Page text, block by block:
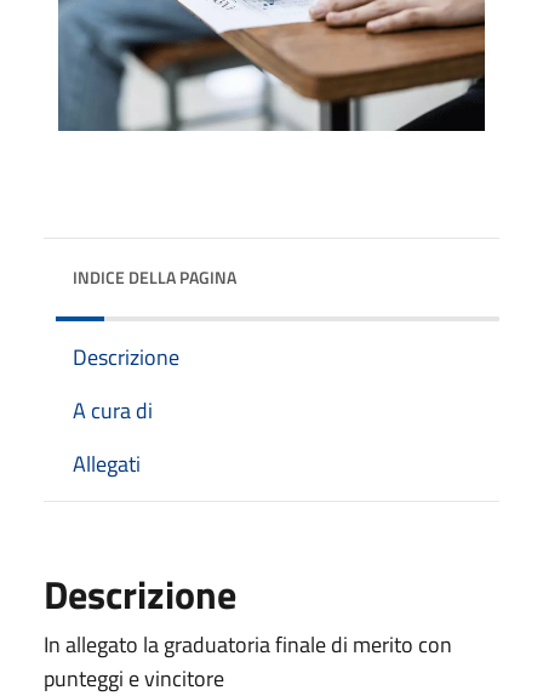
INDICE DELLA PAGINA
Descrizione
A cura di
Allegati
Descrizione
In allegato la graduatoria finale di merito con
punteggi e vincitore